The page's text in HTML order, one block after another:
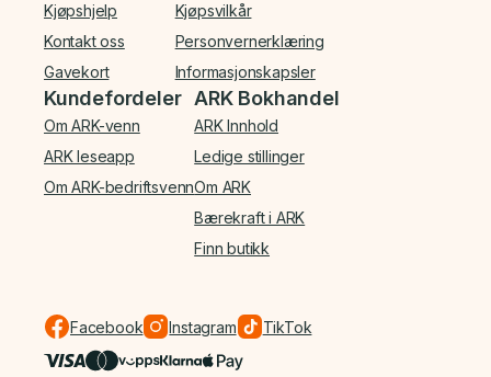
Kjøpshjelp
Kontakt oss
Gavekort
Kjøpsvilkår
Personvernerklæring
Informasjonskapsler
Kundefordeler
Om ARK-venn
ARK leseapp
Om ARK-bedriftsvenn
ARK Bokhandel
ARK Innhold
Ledige stillinger
Om ARK
Bærekraft i ARK
Finn butikk
Facebook Instagram TikTok